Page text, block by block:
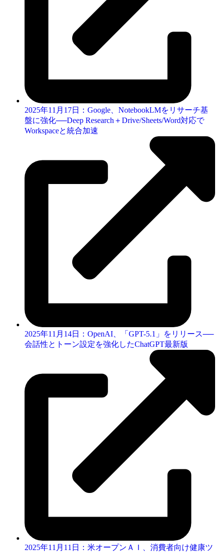
2025年11月17日：Google、NotebookLMをリサーチ基
盤に強化──Deep Research＋Drive/Sheets/Word対応で
Workspaceと統合加速
2025年11月14日：OpenAI、「GPT-5.1」をリリース──
会話性とトーン設定を強化したChatGPT最新版
2025年11月11日：米オープンＡＩ、消費者向け健康ツ